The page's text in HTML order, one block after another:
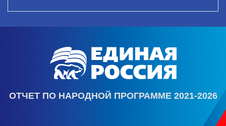
ОТЧЕТ ПО НАРОДНОЙ ПРОГРАММЕ 2021-2026